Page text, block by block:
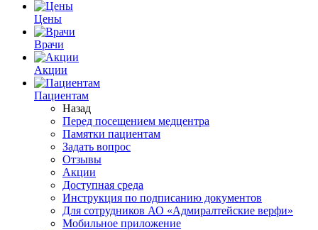
Цены
Врачи
Акции
Пациентам
Назад
Перед посещением медцентра
Памятки пациентам
Задать вопрос
Отзывы
Акции
Доступная среда
Инструкция по подписанию документов
Для сотрудников АО «Адмиралтейские верфи»
Мобильное приложение